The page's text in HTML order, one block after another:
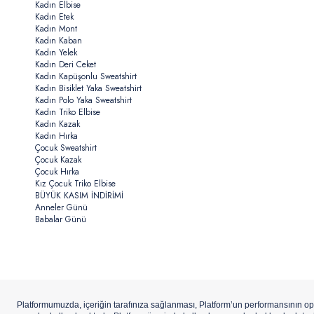
Kadın Elbise
Kadın Etek
Kadın Mont
Kadın Kaban
Kadın Yelek
Kadın Deri Ceket
Kadın Kapüşonlu Sweatshirt
Kadın Bisiklet Yaka Sweatshirt
Kadın Polo Yaka Sweatshirt
Kadın Triko Elbise
Kadın Kazak
Kadın Hırka
Çocuk Sweatshirt
Çocuk Kazak
Çocuk Hırka
Kız Çocuk Triko Elbise
BÜYÜK KASIM İNDİRİMİ
Anneler Günü
Babalar Günü